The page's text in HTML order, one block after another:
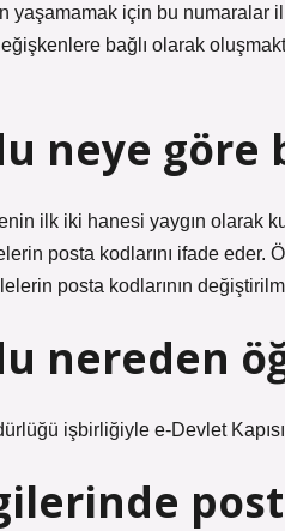
yaşamamak için bu numaralar
bağlı olarak
neye göre
ilk iki hanesi yaygın olarak
posta kodlarını ifade eder.
posta kodlarının
nereden
işbirliğiyle e-Devlet